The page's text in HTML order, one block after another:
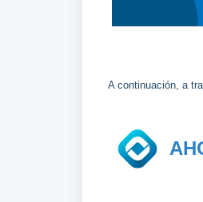
A continuación, a